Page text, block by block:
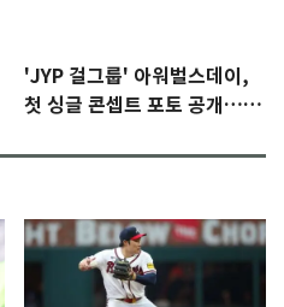
'JYP 걸그룹' 아워벌스데이,
첫 싱글 콘셉트 포토 공개…청